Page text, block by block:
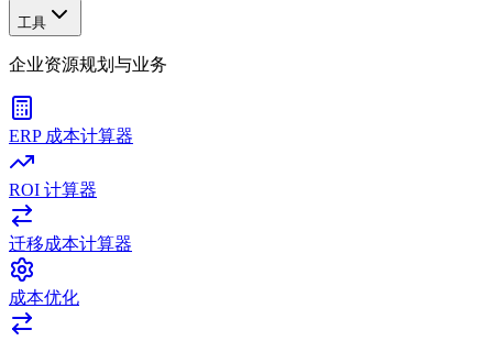
工具
企业资源规划与业务
ERP 成本计算器
ROI 计算器
迁移成本计算器
成本优化